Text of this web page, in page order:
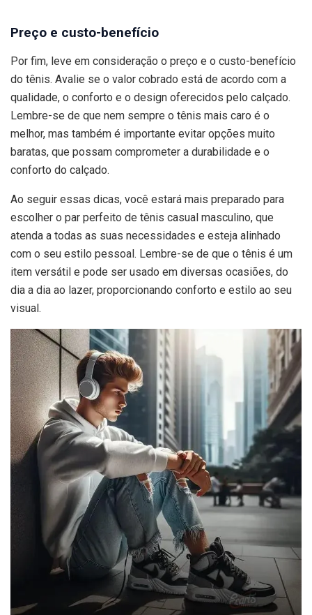
Preço e custo-benefício
Por fim, leve em consideração o preço e o custo-benefício
do tênis. Avalie se o valor cobrado está de acordo com a
qualidade, o conforto e o design oferecidos pelo calçado.
Lembre-se de que nem sempre o tênis mais caro é o
melhor, mas também é importante evitar opções muito
baratas, que possam comprometer a durabilidade e o
conforto do calçado.
Ao seguir essas dicas, você estará mais preparado para
escolher o par perfeito de tênis casual masculino, que
atenda a todas as suas necessidades e esteja alinhado
com o seu estilo pessoal. Lembre-se de que o tênis é um
item versátil e pode ser usado em diversas ocasiões, do
dia a dia ao lazer, proporcionando conforto e estilo ao seu
visual.